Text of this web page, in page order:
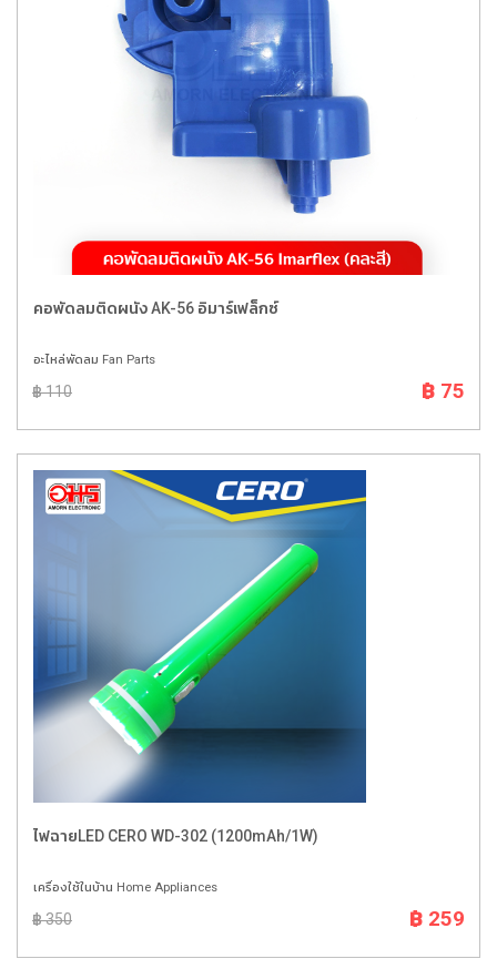
คอพัดลมติดผนัง AK-56 อิมาร์เฟล็กซ์
อะไหล่พัดลม Fan Parts
฿ 110 ฿ 75
ไฟฉายLED CERO WD-302 (1200mAh/1W)
เครื่องใช้ในบ้าน Home Appliances
฿ 350 ฿ 259